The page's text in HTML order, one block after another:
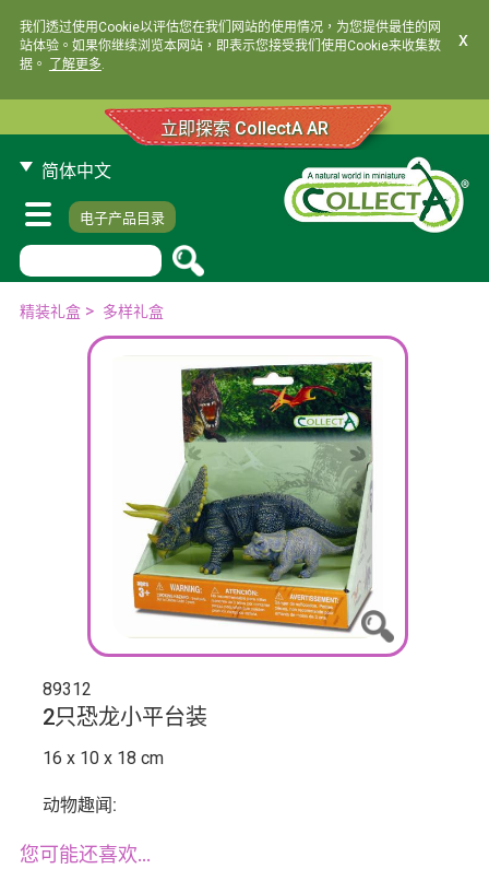
我们透过使用Cookie以评估您在我们网站的使用情况，为您提供最佳的网
站体验。如果你继续浏览本网站，即表示您接受我们使用Cookie来收集数
据。
了解更多.
x
立即探索 CollectA AR
简体中文
电子产品目录
精装礼盒> 多样礼盒
89312
2只恐龙小平台装
16 x 10 x 18 cm
动物趣闻:
您可能还喜欢…